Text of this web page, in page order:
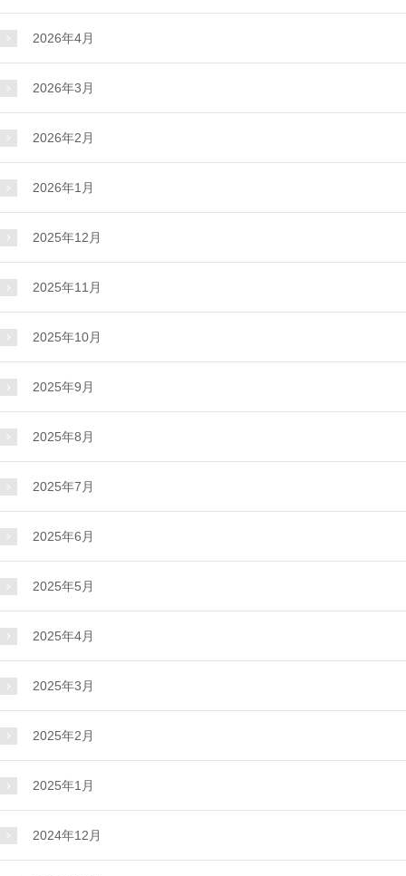
2026年4月
2026年3月
2026年2月
2026年1月
2025年12月
2025年11月
2025年10月
2025年9月
2025年8月
2025年7月
2025年6月
2025年5月
2025年4月
2025年3月
2025年2月
2025年1月
2024年12月